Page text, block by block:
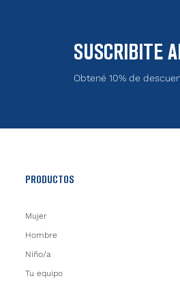
SUSCRIBITE
Obtené 10% de
PRODUCTOS
Mujer
Hombre
Niño/a
Tu equipo